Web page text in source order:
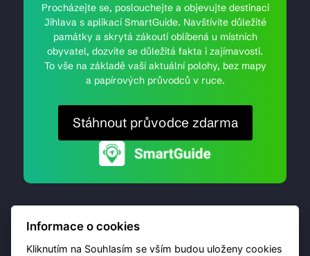
Procházejte se, poslouchejte a objevujte destinaci
Jihlava s aplikací SmartGuide. Navštívíte důležité
památky a skrytá zákoutí oblíbená u místních
obyvatel, dozvíte se důležitá fakta i zajímavosti.
To vše na základě vaší aktuální polohy, bez mapy
a papírových průvodců v ruce.
Stáhnout průvodce zdarma
Informace o cookies
Kliknutím na Souhlasím se vším budou uloženy cookies